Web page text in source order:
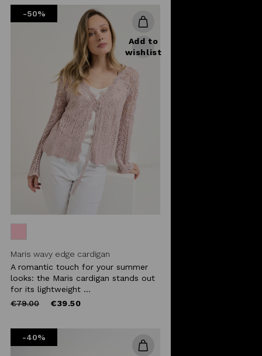
-50%
Add to
wishlist
Maris wavy edge cardigan
A romantic touch for your summer
looks: the Maris cardigan stands out
for its lightweight ...
Price
€79.00to €39.50
-40%